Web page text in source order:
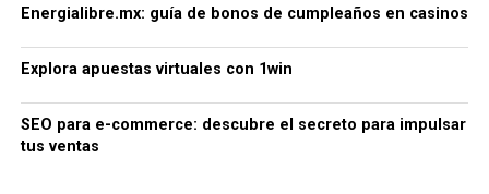
Energialibre.mx: guía de bonos de cumpleaños en casinos
Explora apuestas virtuales con 1win
SEO para e-commerce: descubre el secreto para impulsar
tus ventas